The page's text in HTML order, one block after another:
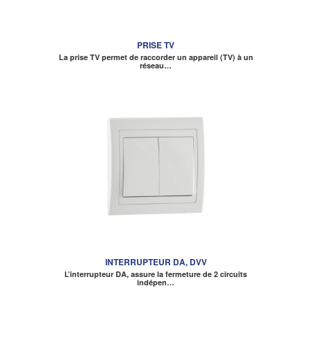
PRISE TV
La prise TV permet de raccorder un appareil (TV) à un
réseau…
INTERRUPTEUR DA, DVV
L’interrupteur DA, assure la fermeture de 2 circuits
indépen…